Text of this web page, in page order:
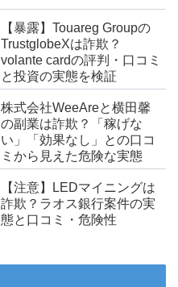
【暴露】Touareg Groupの
TrustglobeXは詐欺？
volante cardの評判・口コミ
と投資の実態を検証
株式会社WeeAreと横田馨
の副業は詐欺？「稼げな
い」「効果なし」との口コ
ミから見えた危険な実態
【注意】LEDマイニングは
詐欺？ラオス銀行案件の実
態と口コミ・危険性